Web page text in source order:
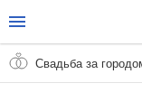
Свадьба за